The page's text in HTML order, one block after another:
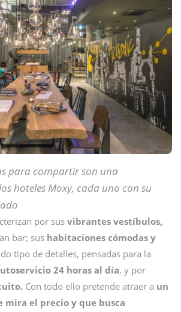
para compartir son una
hoteles Moxy, cada uno con su
por sus vibrantes vestíbulos,
bar; sus habitaciones cómodas y
tipo de detalles, pensadas para la
24 horas al día, y por
Con todo ello pretende atraer a un
mira el precio y que busca